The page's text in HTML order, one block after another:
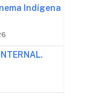
Indígena